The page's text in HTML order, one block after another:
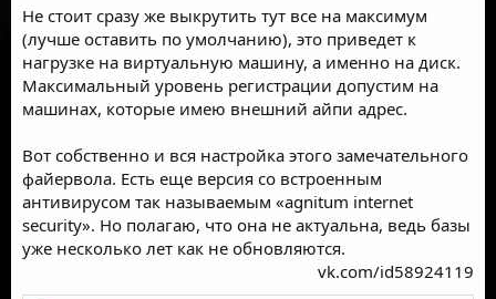
Не стоит сразу же выкрутить тут все на максимум
(лучше оставить по умолчанию), это приведет к
нагрузке на виртуальную машину, а именно на диск.
Максимальный уровень регистрации допустим на
машинах, которые имею внешний айпи адрес.
Вот собственно и вся настройка этого замечательного
файервола. Есть еще версия со встроенным
антивирусом так называемым «agnitum internet
security». Но полагаю, что она не актуальна, ведь базы
уже несколько лет как не обновляются.
vk.com/id58924119​